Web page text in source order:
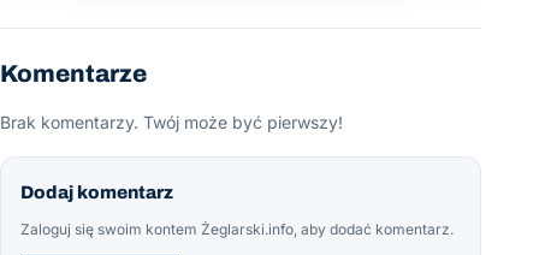
Komentarze
Brak komentarzy. Twój może być pierwszy!
Dodaj komentarz
Zaloguj się swoim kontem Żeglarski.info, aby dodać komentarz.